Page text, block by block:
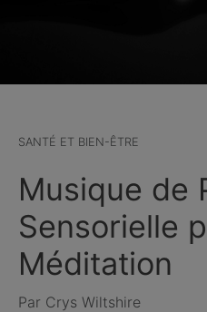
SANTÉ ET BIEN-ÊTRE
Musique de
Sensorielle
Méditation
Par Crys Wiltshire